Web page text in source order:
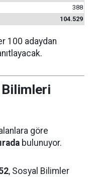
388
104.529
100 adaydan
Bilimleri
göre
bulunuyor.
, Sosyal Bilimler